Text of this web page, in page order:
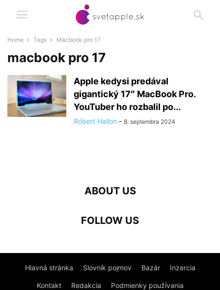
Home Tags Macbook pro 17
macbook pro 17
Apple kedysi predával
gigantický 17″ MacBook Pro.
YouTuber ho rozbalil po...
Róbert Hallon - 8. septembra 2024
ABOUT US
FOLLOW US
Hlavná stránka Slovník pojmov Bazár Inzercia
Kontakt Redakcia Podmienky používania